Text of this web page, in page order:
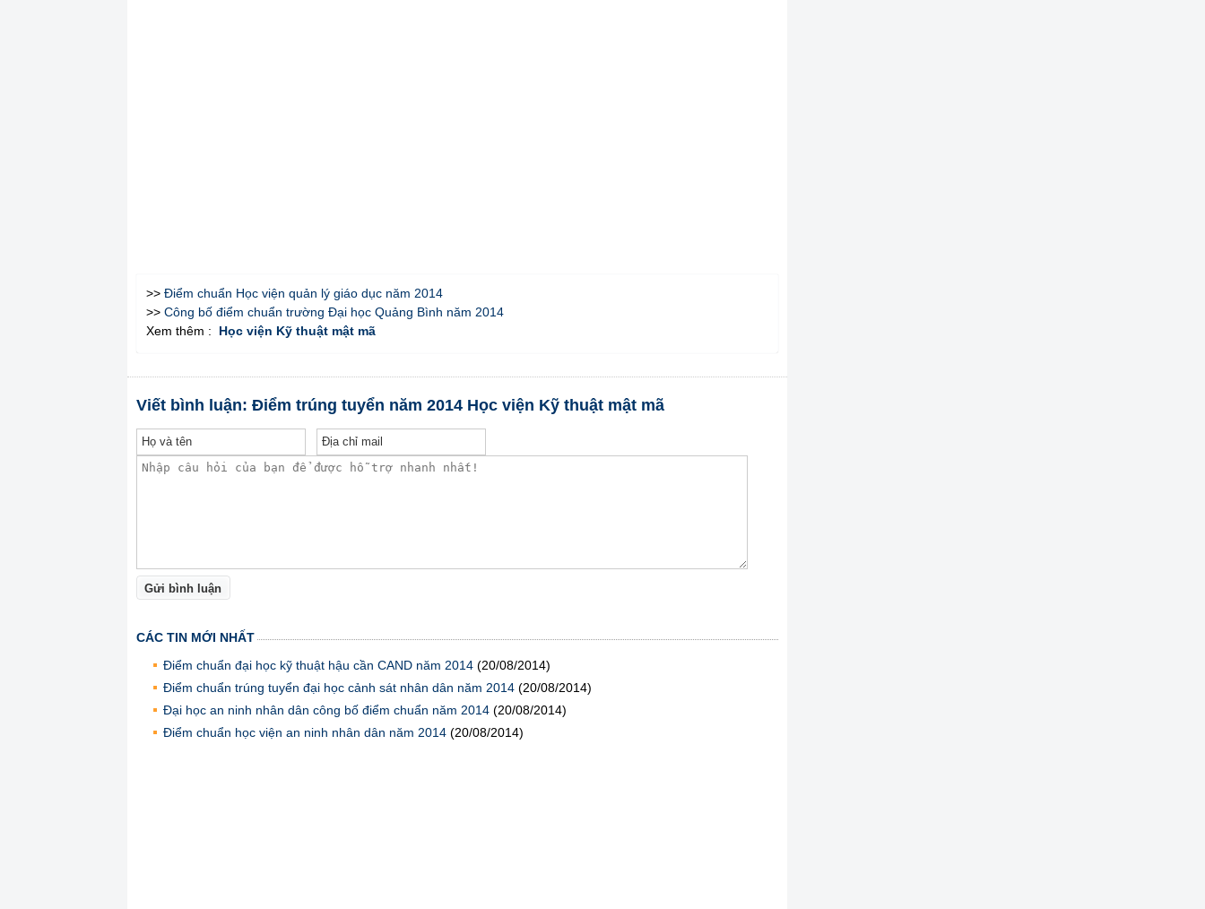
>> Điểm chuẩn Học viện quản lý giáo dục năm 2014
>> Công bố điểm chuẩn trường Đại học Quảng Bình năm 2014
Xem thêm :
Học viện Kỹ thuật mật mã
Viết bình luận: Điểm trúng tuyển năm 2014 Học viện Kỹ thuật mật mã
Gửi bình luận
CÁC TIN MỚI NHẤT
Điểm chuẩn đại học kỹ thuật hậu cần CAND năm 2014 (20/08/2014)
Điểm chuẩn trúng tuyển đại học cảnh sát nhân dân năm 2014 (20/08/2014)
Đại học an ninh nhân dân công bố điểm chuẩn năm 2014 (20/08/2014)
Điểm chuẩn học viện an ninh nhân dân năm 2014 (20/08/2014)